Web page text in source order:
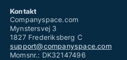
Kontakt
Companyspace.com
Mynstersvej 3
1827 Frederiksberg C
support@companyspace.com
Momsnr.: DK32147496